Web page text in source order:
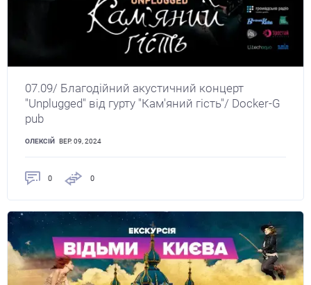
07.09/ Благодійний акустичний концерт
"Unplugged" від гурту "Кам'яний гість"/ Docker-G
pub
ОЛЕКСІЙ ВЕР. 09, 2024
0 0